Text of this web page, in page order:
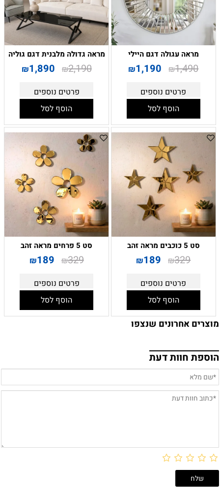
מראה עגולה דגם היילי
₪1,490
₪1,190
פרטים נוספים
הוסף לסל
מראה גדולה מלבנית דגם גוליה
₪2,190
₪1,890
פרטים נוספים
הוסף לסל
סט 5 כוכבים מראה זהב
₪329
₪189
פרטים נוספים
הוסף לסל
סט 5 פרחים מראה זהב
₪329
₪189
פרטים נוספים
הוסף לסל
מוצרים אחרונים שנצפו
הוספת חוות דעת